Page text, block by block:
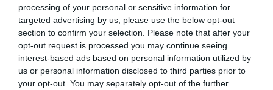
processing of your personal or sensitive information for
targeted advertising by us, please use the below opt-out
section to confirm your selection. Please note that after your
opt-out request is processed you may continue seeing
interest-based ads based on personal information utilized by
us or personal information disclosed to third parties prior to
your opt-out. You may separately opt-out of the further
Ακολουθήστε το Powergame.gr στοGoogle
Newsγια άμεση και έγκυρη οικονομική
ενημέρωση!